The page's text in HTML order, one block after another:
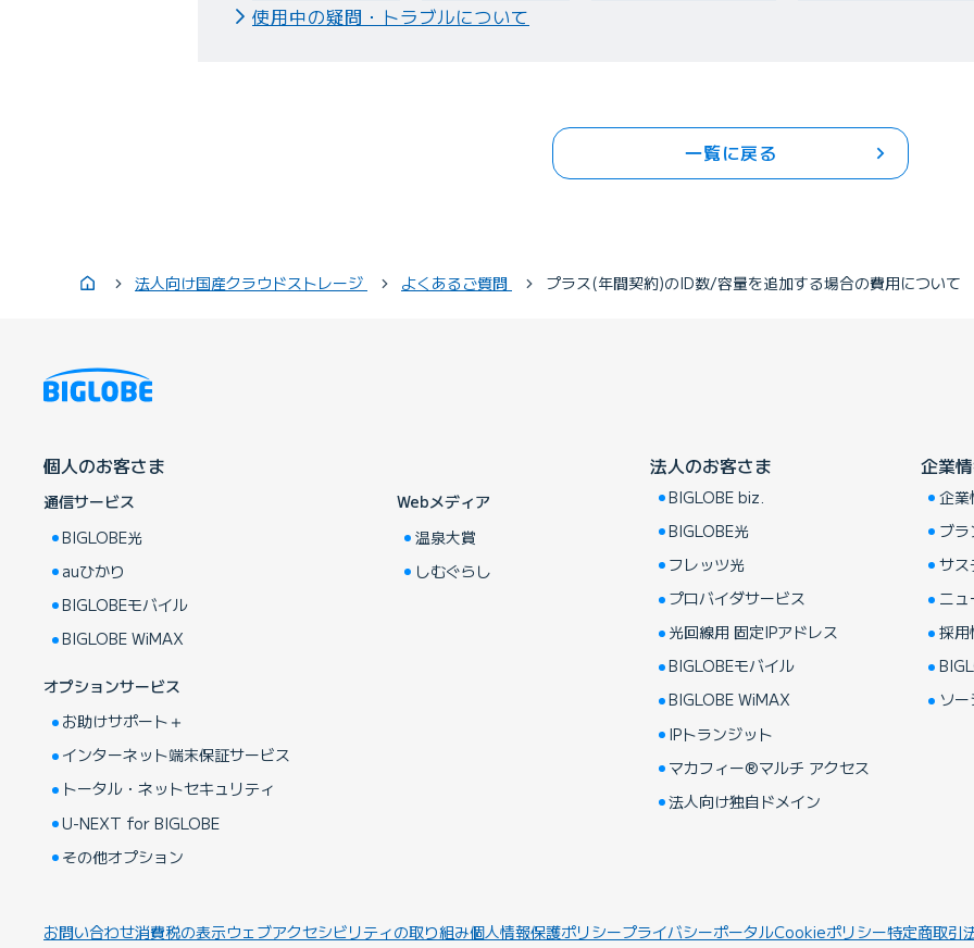
使用中の疑問・トラブルについて
一覧に戻る
法人向け国産クラウドストレージ よくあるご質問 プラス(年間契約)のID数/容量を追加する場合の費用について
個人のお客さま
通信サービス
BIGLOBE光
auひかり
BIGLOBEモバイル
BIGLOBE WiMAX
オプションサービス
お助けサポート＋
インターネット端末保証サービス
トータル・ネットセキュリティ
U-NEXT for BIGLOBE
その他オプション
Webメディア
温泉大賞
しむぐらし
法人のお客さま
BIGLOBE biz.
BIGLOBE光
フレッツ光
プロバイダサービス
光回線用 固定IPアドレス
BIGLOBEモバイル
BIGLOBE WiMAX
IPトランジット
マカフィー®マルチ アクセス
法人向け独自ドメイン
企業
企業
ブラ
サス
ニュ
採用
ソ
お問い合わせ消費税の表示ウェブアクセシビリティの取り組み個人情報保護ポリシープライバシーポータルCookieポリシー特定商取引